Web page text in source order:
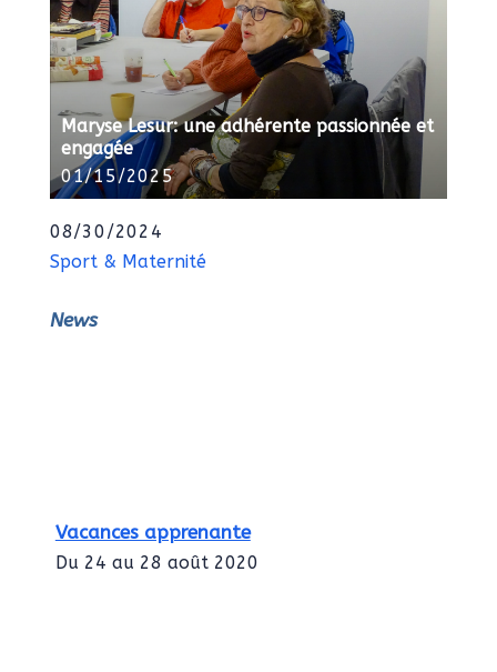
Maryse Lesur: une adhérente passionnée et
engagée
01/15/2025
08/30/2024
Sport & Maternité
News
Vacances apprenante
Du 24 au 28 août 2020